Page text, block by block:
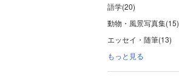
語学(20)
動物・風景写真集(15)
エッセイ・随筆(13)
もっと見る